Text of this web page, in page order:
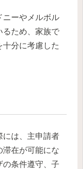
ニーやメルボル
るため、家族で
分に考慮した
には、主申請者
滞在が可能にな
の条件遵守、子